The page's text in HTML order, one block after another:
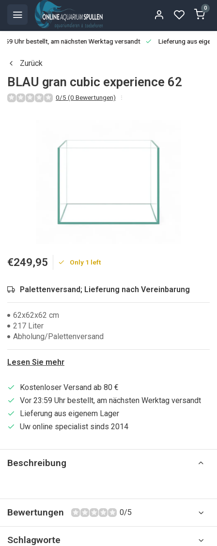
0
Uhr bestellt, am nächsten Werktag versandt Lieferung aus
Zurück
BLAU gran cubic experience 62
0/5 (0 Bewertungen)
€249,95 Only 1 left
Palettenversand; Lieferung nach Vereinbarung
62x62x62 cm
217 Liter
Abholung/Palettenversand
Lesen Sie mehr
Kostenloser Versand ab 80 €
Vor 23:59 Uhr bestellt, am nächsten Werktag versandt
Lieferung aus eigenem Lager
Uw online specialist sinds 2014
Beschreibung
Bewertungen 0/5
Schlagworte